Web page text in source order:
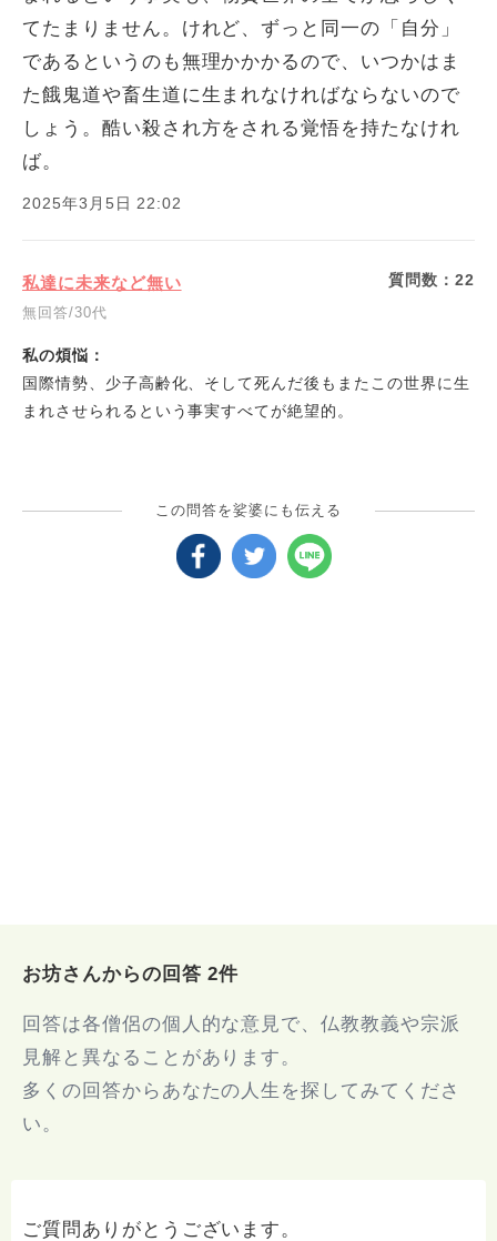
てたまりません。けれど、ずっと同一の「自分」
であるというのも無理かかかるので、いつかはま
た餓鬼道や畜生道に生まれなければならないので
しょう。酷い殺され方をされる覚悟を持たなけれ
ば。
2025年3月5日 22:02
私達に未来など無い
無回答/30代
質問数：22
私の煩悩：
国際情勢、少子高齢化、そして死んだ後もまたこの世界に生
まれさせられるという事実すべてが絶望的。
この問答を娑婆にも伝える
お坊さんからの回答 2件
回答は各僧侶の個人的な意見で、仏教教義や宗派
見解と異なることがあります。
多くの回答からあなたの人生を探してみてくださ
い。
ご質問ありがとうございます。